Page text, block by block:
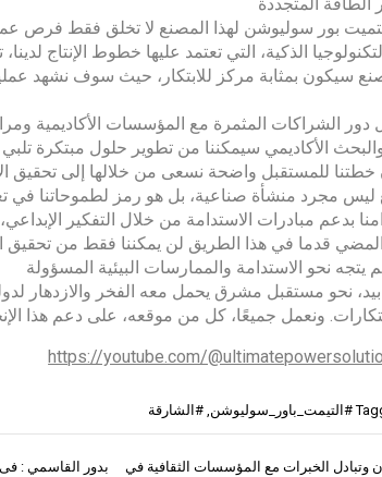
بور سوليوشن لهذا المصنع لا تخلق فقط فرص
الذكية، التي تعتمد عليها خطوط الإنتاج
سيكون بمثابة مركز للابتكار، حيث سوف نشهد
دور الشراكات المثمرة مع المؤسسات الأكاديمية
والبحث الأكاديمي سيمكننا من تطوير حلول مبتكرة
خطتنا للمستقبل واضحة نسعى من خلالها إلى تحقيق
مجرد منشأة صناعية، بل هو رمز لطموحاتنا في
بدعم مبادرات الاستدامة من خلال التفكير
قدما في هذا الطريق لن يمكننا فقط من تحقيق
يتجه نحو الاستدامة والممارسات البيئية المسؤولة
نحو مستقبل مشرق يحمل معه الفخر والازدهار
ونعمل جميعًا، كل من موقعه، على دعم هذا
https://youtube.com/
#التيمت_باور_سوليوشن #الشارقة
بدور القاسمي : فى
وتبادل الخبرات مع المؤسسات الثقافية في